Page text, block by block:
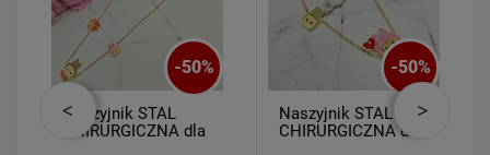
-50%
Naszyjnik STAL
CHIRURGICZNA dla
-50%
Naszyjnik STAL
CHIRURGICZNA dla